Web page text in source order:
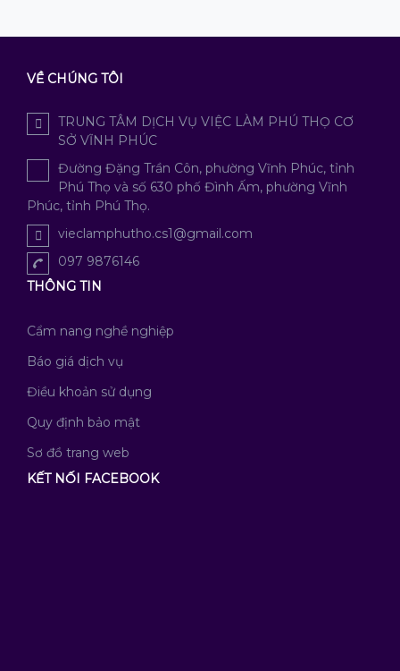
VỀ CHÚNG TÔI
TRUNG TÂM DỊCH VỤ VIỆC LÀM PHÚ THỌ CƠ
SỞ VĨNH PHÚC
Đường Đặng Trần Côn, phường Vĩnh Phúc, tỉnh
Phú Thọ và số 630 phố Đình Ấm, phường Vĩnh
Phúc, tỉnh Phú Thọ.
vieclamphutho.cs1@gmail.com
097 9876146
THÔNG TIN
Cẩm nang nghề nghiệp
Báo giá dịch vụ
Điều khoản sử dụng
Quy định bảo mật
Sơ đồ trang web
KẾT NỐI FACEBOOK